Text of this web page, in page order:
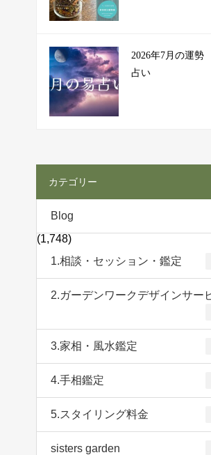
2026年7月の運
占い
カテゴリー
Blog
(1,748)
1.相談・セッション・鑑定
2.ガーデンワークデザインサー
3.家相・風水鑑定
4.手相鑑定
5.スタイリング料金
sisters garden